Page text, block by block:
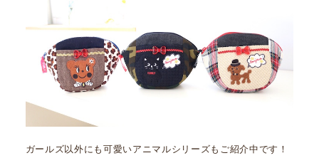
ガールズ以外にも可愛いアニマルシリーズもご紹介中です！